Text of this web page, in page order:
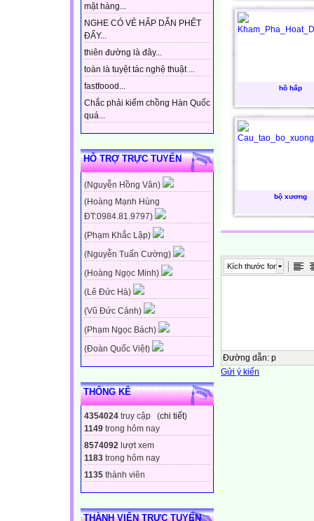
mặt hàng...
NGHE CÓ VẺ HẤP DẪN PHẾT
ĐẤY...
thiên đường là đây...
toàn là tuyệt tác nghệ thuật ...
fastfoood...
Chắc phải kiếm chồng Hàn Quốc
quá...
HỖ TRỢ TRỰC TUYẾN
(Nguyễn Hồng Vân)
(Hoàng Mạnh Hùng
ĐT:0984.81.9797)
(Phạm Khắc Lập)
(Nguyễn Tuấn Cường)
(Hoàng Ngọc Minh)
(Lê Đức Hà)
(Vũ Đức Cảnh)
(Phạm Ngọc Bách)
(Đoàn Quốc Việt)
THỐNG KÊ
4354024 truy cập (chi tiết)
1149 trong hôm nay
8574092 lượt xem
1183 trong hôm nay
1135 thành viên
THÀNH VIÊN TRỰC TUYẾN
hô hấp
bộ xương
Kích thước font
Đường dẫn: p
Gửi ý kiến